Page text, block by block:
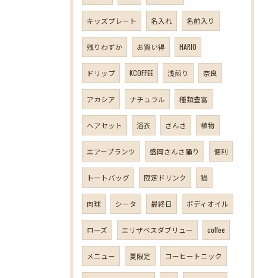
キッズプレート 名入れ 名前入り
残りわずか お買い得 HARIO
ドリップ KCOFFEE 浅煎り 奈良
アカシア ナチュラル 種類豊富
ヘアセット 浴衣 さんさ 植物
エアープランツ 盛岡さんさ踊り 便利
トートバッグ 限定ドリンク 猫
肉球 シータ 最終日 ボディオイル
ローズ エリザベスダブリュー coffee
メニュー 夏限定 コーヒートニック